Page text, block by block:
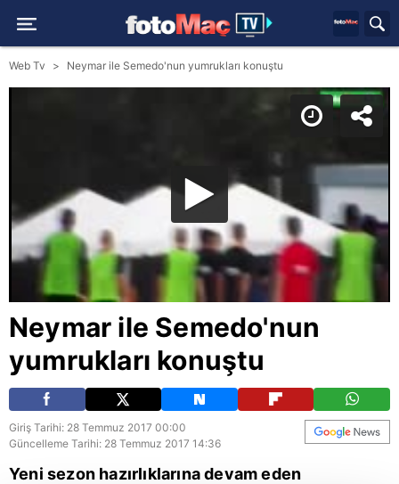
Web Tv Neymar ile Semedo'nun yumrukları konuştu
Neymar ile Semedo'nun
yumrukları konuştu
Giriş Tarihi: 28 Temmuz 2017 00:00
Güncelleme Tarihi: 28 Temmuz 2017 14:36
Yeni sezon hazırlıklarına devam eden